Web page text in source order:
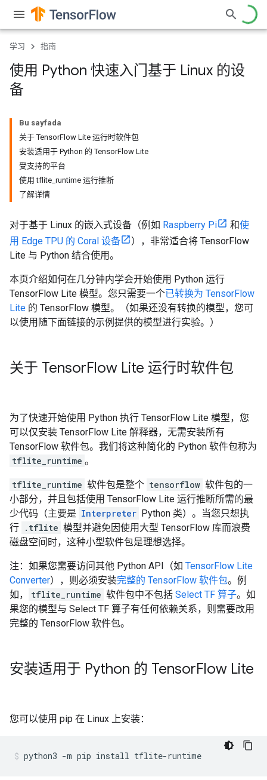
学习 指南
使用 Python 快速入门基于 Linux 的设
备
Bu sayfada
关于 TensorFlow Lite 运行时软件包
安装适用于 Python 的 TensorFlow Lite
受支持的平台
使用 tflite_runtime 运行推断
了解详情
对于基于 Linux 的嵌入式设备（例如 Raspberry Pi 和使
用 Edge TPU 的 Coral 设备
），非常适合将 TensorFlow
Lite 与 Python 结合使用。
本页介绍如何在几分钟内学会开始使用 Python 运行
TensorFlow Lite 模型。您只需要一个已转换为 TensorFlow
Lite 的 TensorFlow 模型。（如果还没有转换的模型，您可
以使用随下面链接的示例提供的模型进行实验。）
关于 TensorFlow Lite 运行时软件包
为了快速开始使用 Python 执行 TensorFlow Lite 模型，您
可以仅安装 TensorFlow Lite 解释器，无需安装所有
TensorFlow 软件包。我们将这种简化的 Python 软件包称为
tflite_runtime 。
tflite_runtime 软件包是整个 tensorflow 软件包的一
小部分，并且包括使用 TensorFlow Lite 运行推断所需的最
少代码（主要是 Interpreter Python 类）。当您只想执
行 .tflite 模型并避免因使用大型 TensorFlow 库而浪费
磁盘空间时，这种小型软件包是理想选择。
注：如果您需要访问其他 Python API（如 TensorFlow Lite
Converter），则必须安装完整的 TensorFlow 软件包。例
如，
tflite_runtime 软件包中不包括 Select TF 算子。如
果您的模型与 Select TF 算子有任何依赖关系，则需要改用
完整的 TensorFlow 软件包。
安装适用于 Python 的 TensorFlow Lite
您可以使用 pip 在 Linux 上安装：